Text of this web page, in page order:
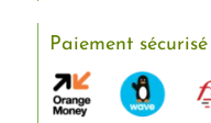
Paiement sécurisé